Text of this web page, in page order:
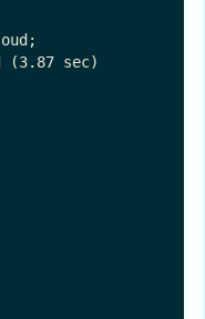
(3.87 sec)